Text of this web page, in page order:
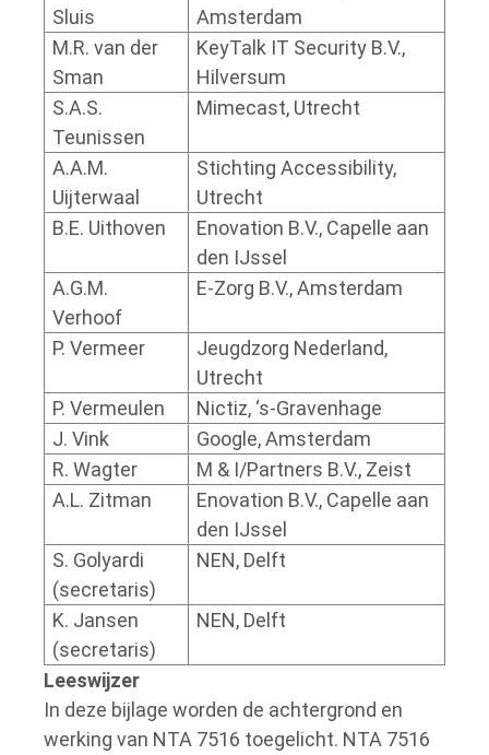
Sluis
Amsterdam
M.R. van der
Sman
KeyTalk IT Security B.V.,
Hilversum
S.A.S.
Teunissen
Mimecast, Utrecht
A.A.M.
Uijterwaal
Stichting Accessibility,
Utrecht
B.E. Uithoven
Enovation B.V., Capelle aan
den IJssel
A.G.M.
Verhoof
E-Zorg B.V., Amsterdam
P. Vermeer
Jeugdzorg Nederland,
Utrecht
P. Vermeulen
Nictiz, ‘s-Gravenhage
J. Vink
Google, Amsterdam
R. Wagter
M & I/Partners B.V., Zeist
A.L. Zitman
Enovation B.V., Capelle aan
den IJssel
S. Golyardi
(secretaris)
NEN, Delft
K. Jansen
(secretaris)
NEN, Delft
Leeswijzer
In deze bijlage worden de achtergrond en
werking van NTA 7516 toegelicht. NTA 7516